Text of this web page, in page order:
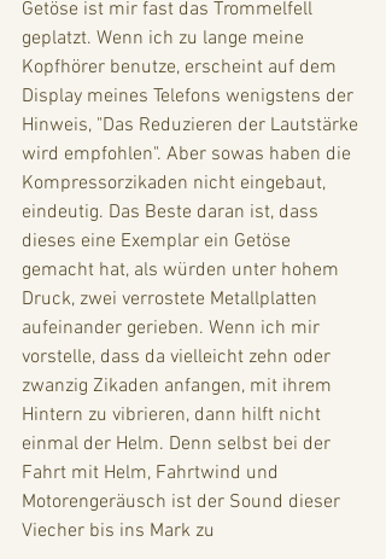
Getöse ist mir fast das Trommelfell
geplatzt. Wenn ich zu lange meine
Kopfhörer benutze, erscheint auf dem
Display meines Telefons wenigstens der
Hinweis, "Das Reduzieren der Lautstärke
wird empfohlen". Aber sowas haben die
Kompressorzikaden nicht eingebaut,
eindeutig. Das Beste daran ist, dass
dieses eine Exemplar ein Getöse
gemacht hat, als würden unter hohem
Druck, zwei verrostete Metallplatten
aufeinander gerieben. Wenn ich mir
vorstelle, dass da vielleicht zehn oder
zwanzig Zikaden anfangen, mit ihrem
Hintern zu vibrieren, dann hilft nicht
einmal der Helm. Denn selbst bei der
Fahrt mit Helm, Fahrtwind und
Motorengeräusch ist der Sound dieser
Viecher bis ins Mark zu